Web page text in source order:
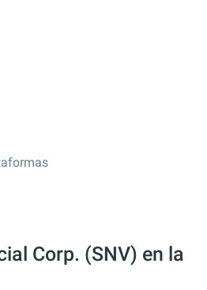
Corp. (SNV) en la